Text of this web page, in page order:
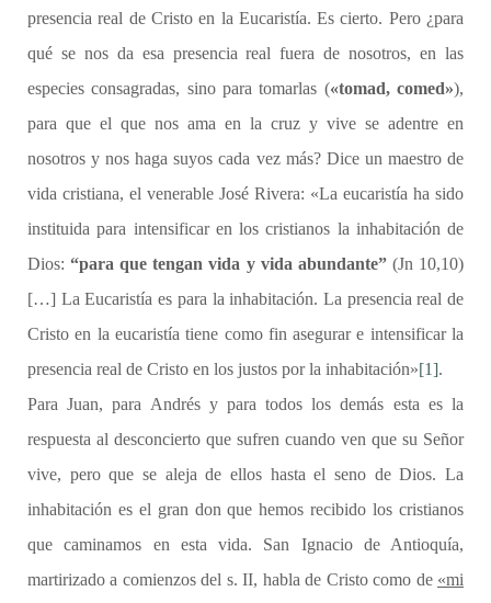
presencia real de Cristo en la Eucaristía. Es cierto. Pero ¿para
qué se nos da esa presencia real fuera de nosotros, en las
especies consagradas, sino para tomarlas («tomad, comed»),
para que el que nos ama en la cruz y vive se adentre en
nosotros y nos haga suyos cada vez más? Dice un maestro de
vida cristiana, el venerable José Rivera: «La eucaristía ha sido
instituida para intensificar en los cristianos la inhabitación de
Dios:“para que tengan vida y vida abundante”(Jn 10,10)
[…] La Eucaristía es para la inhabitación. La presencia real de
Cristo en la eucaristía tiene como fin asegurar e intensificar la
presencia real de Cristo en los justos por la inhabitación»[1].
Para Juan, para Andrés y para todos los demás esta es la
respuesta al desconcierto que sufren cuando ven que su Señor
vive, pero que se aleja de ellos hasta el seno de Dios. La
inhabitación es el gran don que hemos recibido los cristianos
que caminamos en esta vida. San Ignacio de Antioquía,
martirizado a comienzos del s. II, habla de Cristo como de «mi